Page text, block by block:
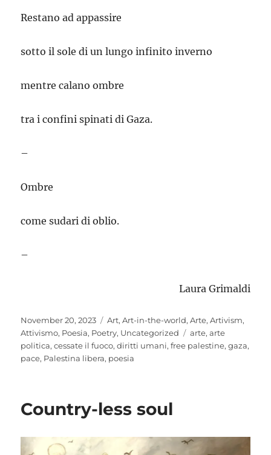
Restano ad appassire
sotto il sole di un lungo infinito inverno
mentre calano ombre
tra i confini spinati di Gaza.
–
Ombre
come sudari di oblio.
–
Laura Grimaldi
Posted
on
November 20, 2023 Categories
Art,Art-in-the-world,Arte,Artivism,
Attivismo, Poesia, Poetry, Uncategorized Tags
arte,arte
politica,cessate il fuoco,diritti umani,free palestine,gaza,
pace, Palestina libera, poesia
Country-less soul